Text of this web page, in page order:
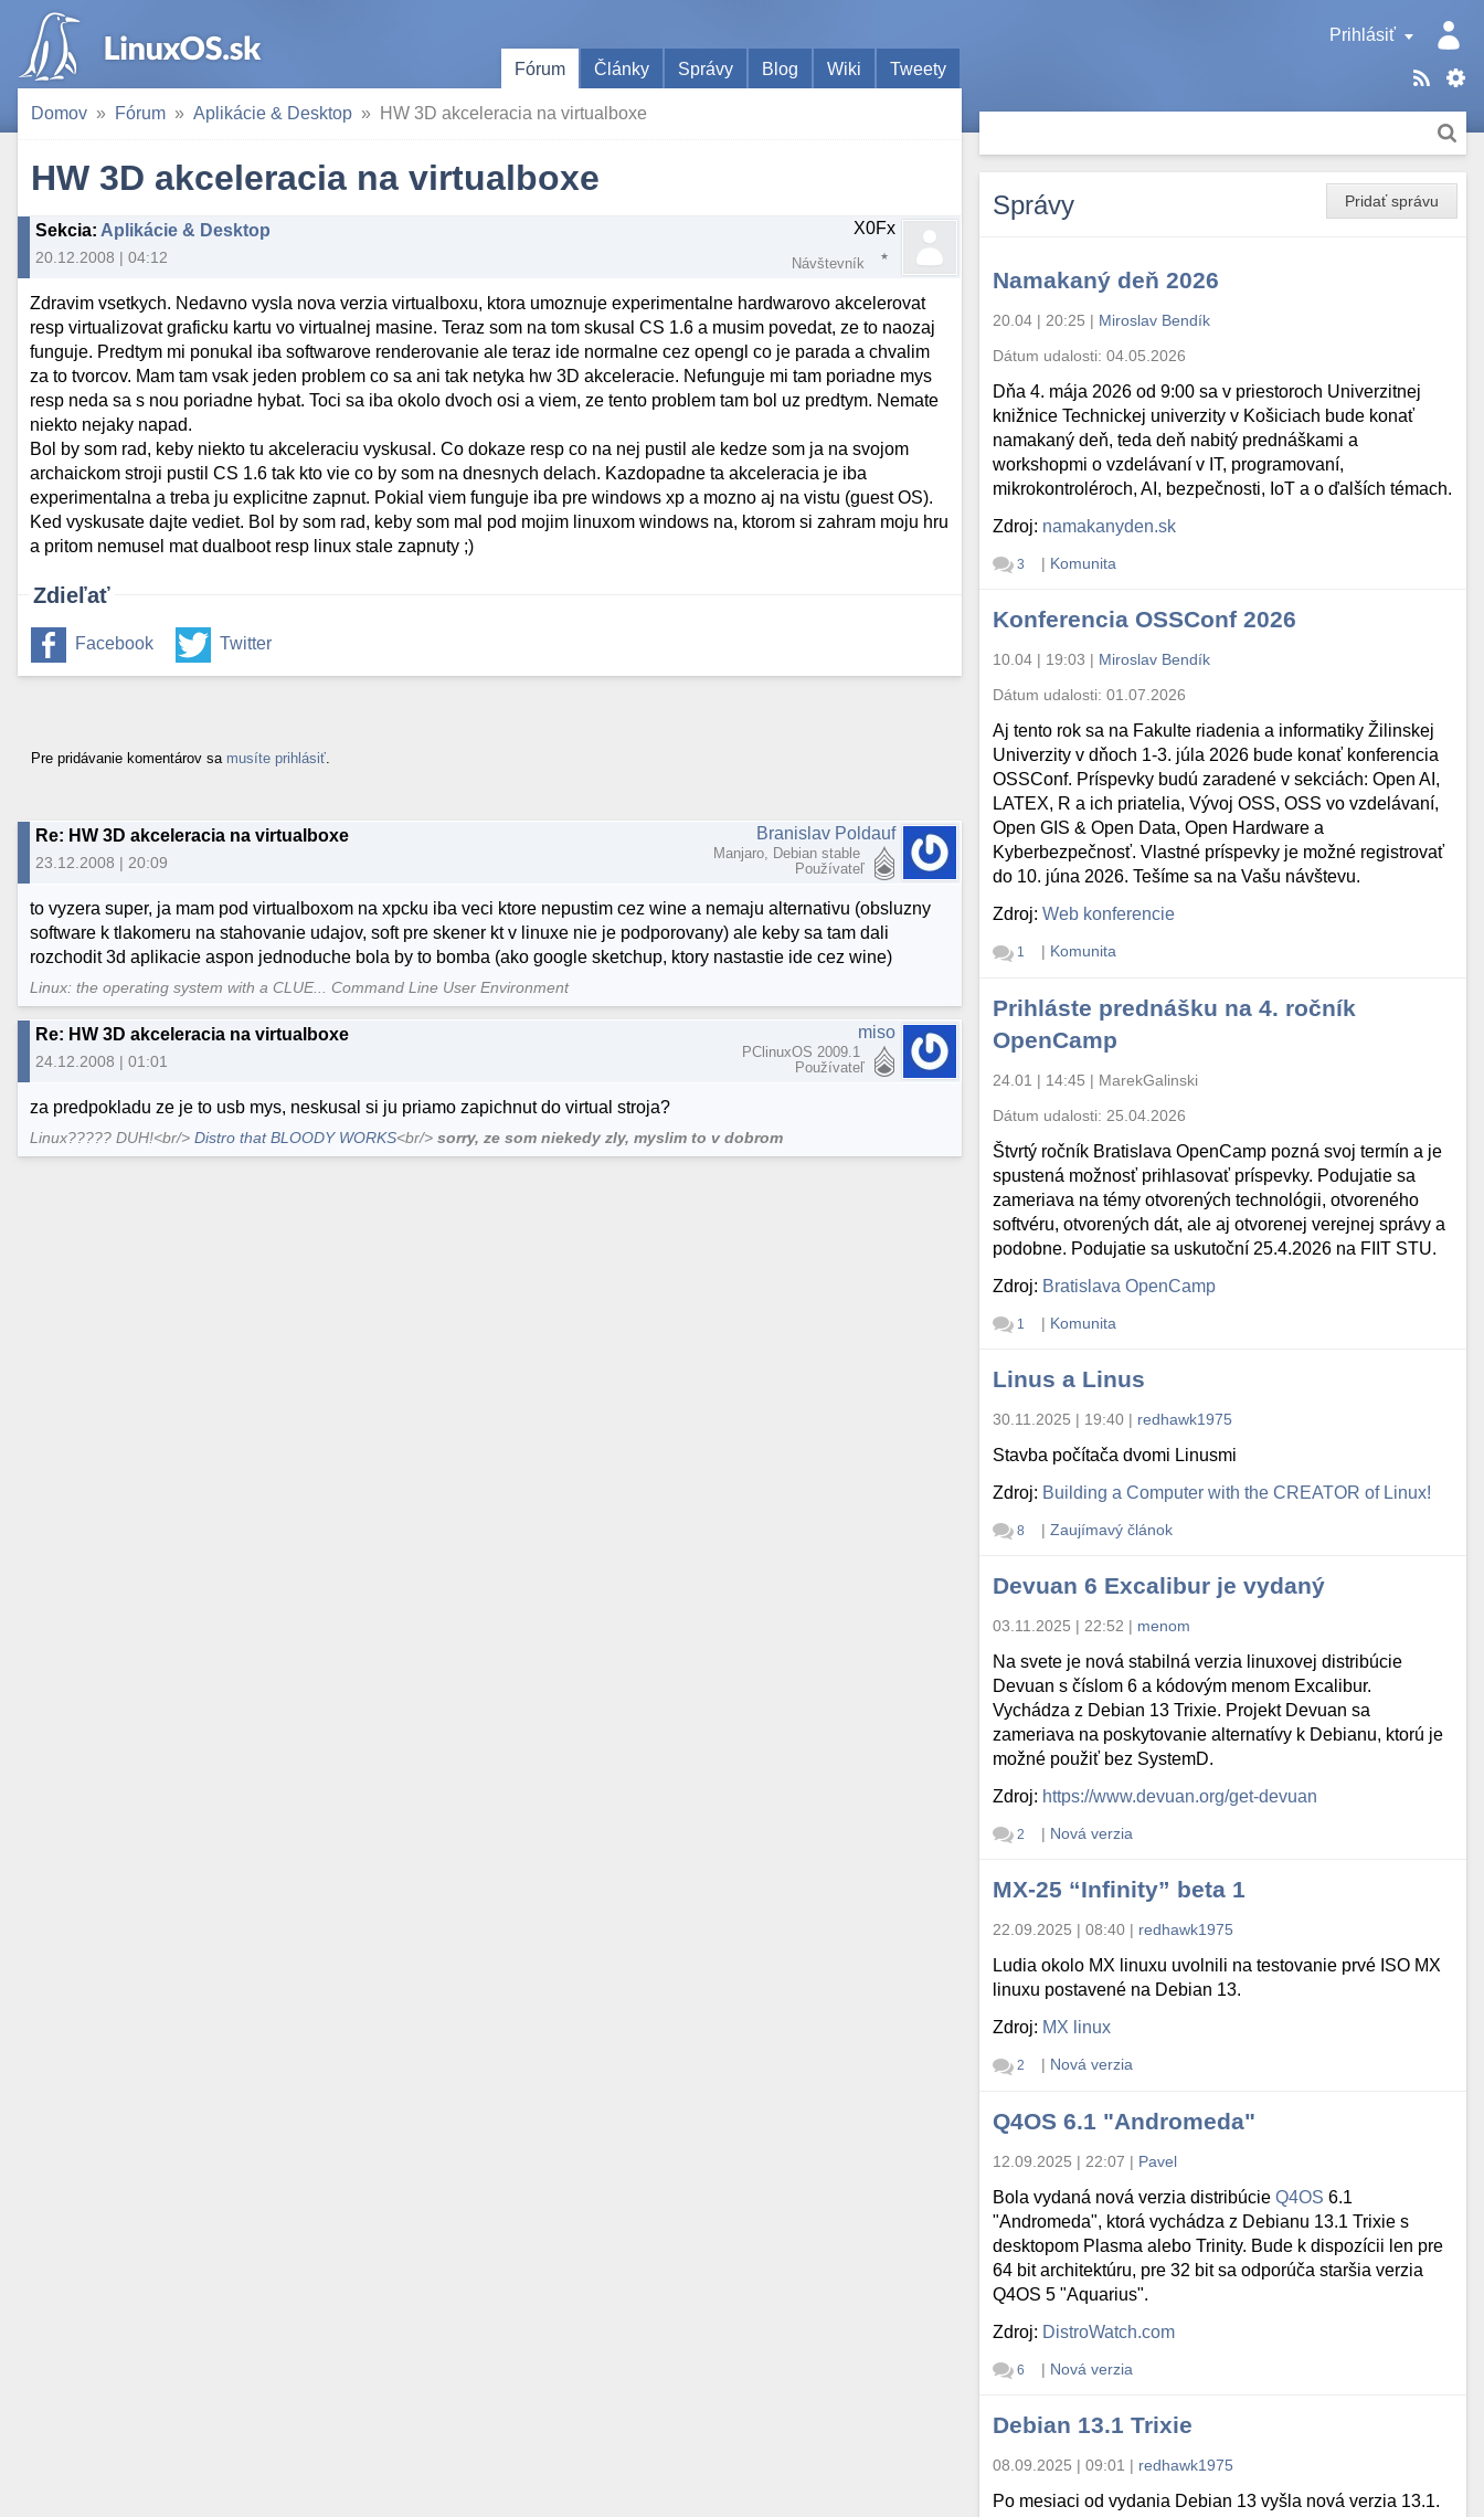
Prihlásiť
Fórum
Články Správy Blog Wiki Tweety
Domov Fórum Aplikácie & Desktop HW 3D akceleracia na virtualboxe
HW 3D akceleracia na virtualboxe
Sekcia: Aplikácie & Desktop
20.12.2008 | 04:12
X0Fx
Návštevník
Zdravim vsetkych. Nedavno vysla nova verzia virtualboxu, ktora umoznuje experimentalne hardwarovo akcelerovat
resp virtualizovat graficku kartu vo virtualnej masine. Teraz som na tom skusal CS 1.6 a musim povedat, ze to naozaj
funguje. Predtym mi ponukal iba softwarove renderovanie ale teraz ide normalne cez opengl co je parada a chvalim
za to tvorcov. Mam tam vsak jeden problem co sa ani tak netyka hw 3D akceleracie. Nefunguje mi tam poriadne mys
resp neda sa s nou poriadne hybat. Toci sa iba okolo dvoch osi a viem, ze tento problem tam bol uz predtym. Nemate
niekto nejaky napad.
Bol by som rad, keby niekto tu akceleraciu vyskusal. Co dokaze resp co na nej pustil ale kedze som ja na svojom
archaickom stroji pustil CS 1.6 tak kto vie co by som na dnesnych delach. Kazdopadne ta akceleracia je iba
experimentalna a treba ju explicitne zapnut. Pokial viem funguje iba pre windows xp a mozno aj na vistu (guest OS).
Ked vyskusate dajte vediet. Bol by som rad, keby som mal pod mojim linuxom windows na, ktorom si zahram moju hru
a pritom nemusel mat dualboot resp linux stale zapnuty ;)
Zdieľať
Facebook Twitter
Pre pridávanie komentárov sa musíte prihlásiť
Re: HW 3D akceleracia na virtualboxe
23.12.2008 | 20:09
Branislav Poldauf
Manjaro, Debian stable
Používateľ
to vyzera super, ja mam pod virtualboxom na xpcku iba veci ktore nepustim cez wine a nemaju alternativu (obsluzny
software k tlakomeru na stahovanie udajov, soft pre skener kt v linuxe nie je podporovany) ale keby sa tam dali
rozchodit 3d aplikacie aspon jednoduche bola by to bomba (ako google sketchup, ktory nastastie ide cez wine)
Linux: the operating system with a CLUE... Command Line User Environment
Re: HW 3D akceleracia na virtualboxe
24.12.2008 | 01:01
miso
PClinuxOS 2009.1
Používateľ
za predpokladu ze je to usb mys, neskusal si ju priamo zapichnut do virtual stroja?
Linux????? DUH!<br/>Distro that BLOODY WORKS<br/>sorry, ze som niekedy zly, myslim to v dobrom
Pridať správu
Správy
Namakaný deň 2026
20.04 | 20:25 | Miroslav Bendík
Dátum udalosti:04.05.2026
Dňa 4. mája 2026 od 9:00 sa v priestoroch Univerzitnej
knižnice Technickej univerzity v Košiciach bude konať
namakaný deň, teda deň nabitý prednáškami a
workshopmi o vzdelávaní v IT, programovaní,
mikrokontroléroch, AI, bezpečnosti, IoT a o ďalších témach.
Zdroj: namakanyden.sk
3 | Komunita
Konferencia OSSConf 2026
10.04 | 19:03 | Miroslav Bendík
Dátum udalosti:01.07.2026
Aj tento rok sa na Fakulte riadenia a informatiky Žilinskej
Univerzity v dňoch 1-3. júla 2026 bude konať konferencia
OSSConf. Príspevky budú zaradené v sekciách: Open AI,
LATEX, R a ich priatelia, Vývoj OSS, OSS vo vzdelávaní,
Open GIS & Open Data, Open Hardware a
Kyberbezpečnosť. Vlastné príspevky je možné registrovať
do 10. júna 2026. Tešíme sa na Vašu návštevu.
Zdroj:Web konferencie
1 | Komunita
Prihláste prednášku na 4. ročník
OpenCamp
24.01 | 14:45 | MarekGalinski
Dátum udalosti: 25.04.2026
Štvrtý ročník Bratislava OpenCamp pozná svoj termín a je
spustená možnosť prihlasovať príspevky. Podujatie sa
zameriava na témy otvorených technológii, otvoreného
softvéru, otvorených dát, ale aj otvorenej verejnej správy a
podobne. Podujatie sa uskutoční 25.4.2026 na FIIT STU.
Zdroj: Bratislava OpenCamp
1 | Komunita
Linus a Linus
30.11.2025 | 19:40 | redhawk1975
Stavba počítača dvomi Linusmi
Zdroj: Building a Computer with the CREATOR of Linux!
8 | Zaujímavý článok
Devuan 6 Excalibur je vydaný
03.11.2025 | 22:52 | menom
Na svete je nová stabilná verzia linuxovej distribúcie
Devuan s číslom 6 a kódovým menom Excalibur.
Vychádza z Debian 13 Trixie. Projekt Devuan sa
zameriava na poskytovanie alternatívy k Debianu, ktorú je
možné použiť bez SystemD.
Zdroj: https://www.devuan.org/get-devuan
2 | Nová verzia
MX-25 “Infinity” beta 1
22.09.2025 | 08:40 | redhawk1975
Ludia okolo MX linuxu uvolnili na testovanie prvé ISO MX
linuxu postavené na Debian 13.
Zdroj: MX linux
2 | Nová verzia
Q4OS 6.1 "Andromeda"
12.09.2025 | 22:07 | Pavel
Bola vydaná nová verzia distribúcieQ4OS 6.1
"Andromeda", ktorá vychádza z Debianu 13.1 Trixie s
desktopom Plasma alebo Trinity. Bude k dispozícii len pre
64 bit architektúru, pre 32 bit sa odporúča staršia verzia
Q4OS 5 "Aquarius".
Zdroj: DistroWatch.com
6 | Nová verzia
Debian 13.1 Trixie
08.09.2025 | 09:01 | redhawk1975
Po mesiaci od vydania Debian 13 vyšla nová verzia 13.1.